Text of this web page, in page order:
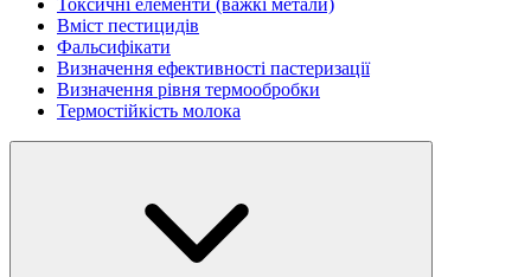
Токсичні елементи (важкі метали)
Вміст пестицидів
Фальсифікати
Визначення ефективності пастеризації
Визначення рівня термообробки
Термостійкість молока